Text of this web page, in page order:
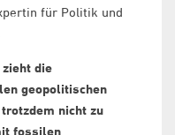
für Politik und
die
geopolitischen
nicht zu
fossilen